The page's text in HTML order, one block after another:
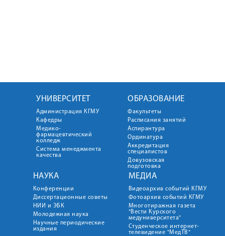
УНИВЕРСИТЕТ
Администрация КГМУ
Кафедры
Медико-
фармацевтический
колледж
Система менеджмента
качества
ОБРАЗОВАНИЕ
Факультеты
Расписания занятий
Аспирантура
Ординатура
Аккредитация
специалистов
Довузовская
подготовка
НАУКА
Конференции
Диссертационные советы
НИИ и ЭБК
Молодежная наука
Научные периодические
издания
МЕДИА
Видеоархив событий КГМУ
Фотоархив событий КГМУ
Многотиражная газета
"Вести Курского
медуниверситета"
Студенческое интернет-
телевидение "МедТВ"